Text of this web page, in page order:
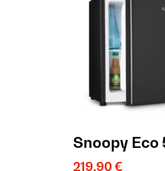
Snoopy Eco
219,90 €